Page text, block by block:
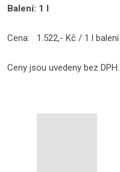
Balení: 1 l
Cena: 1.522,- Kč / 1 l balení
Ceny jsou uvedeny bez DPH.